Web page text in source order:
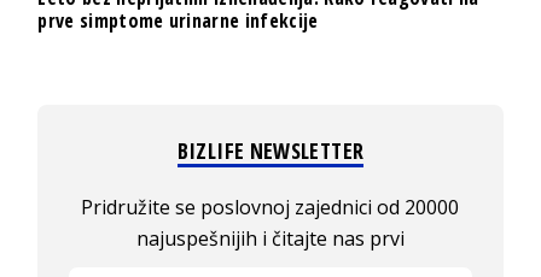
prve simptome urinarne infekcije
BIZLIFE NEWSLETTER
Pridružite se poslovnoj zajednici od 20000
najuspešnijih i čitajte nas prvi